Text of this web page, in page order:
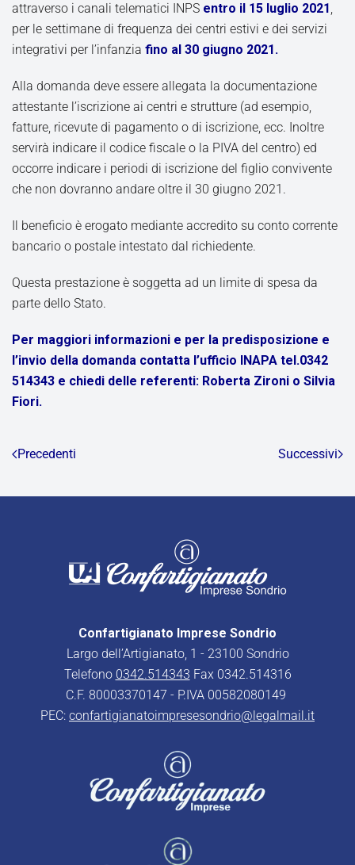
attraverso i canali telematici INPS entro il 15 luglio 2021,
per le settimane di frequenza dei centri estivi e dei servizi
integrativi per l’infanzia fino al 30 giugno 2021.
Alla domanda deve essere allegata la documentazione
attestante l’iscrizione ai centri e strutture (ad esempio,
fatture, ricevute di pagamento o di iscrizione, ecc. Inoltre
servirà indicare il codice fiscale o la PIVA del centro) ed
occorre indicare i periodi di iscrizione del figlio convivente
che non dovranno andare oltre il 30 giugno 2021.
Il beneficio è erogato mediante accredito su conto corrente
bancario o postale intestato dal richiedente.
Questa prestazione è soggetta ad un limite di spesa da
parte dello Stato.
Per maggiori informazioni e per la predisposizione e
l’invio della domanda contatta l’ufficio INAPA tel.0342
514343 e chiedi delle referenti: Roberta Zironi o Silvia
Fiori.
Precedenti Successivi
Confartigianato Imprese Sondrio
Largo dell’Artigianato, 1 - 23100 Sondrio
Telefono 0342.514343 Fax 0342.514316
C.F. 80003370147 - P.IVA 00582080149
PEC: confartigianatoimpresesondrio@legalmail.it